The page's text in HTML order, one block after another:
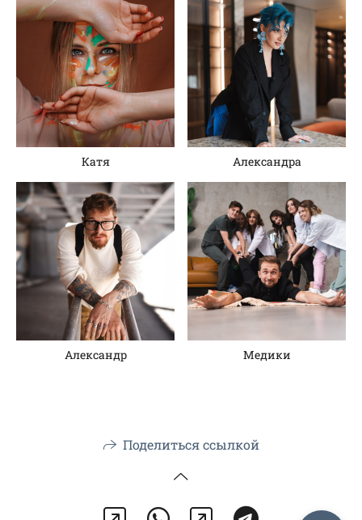
Катя Александра
Александр Медики
Поделиться ссылкой